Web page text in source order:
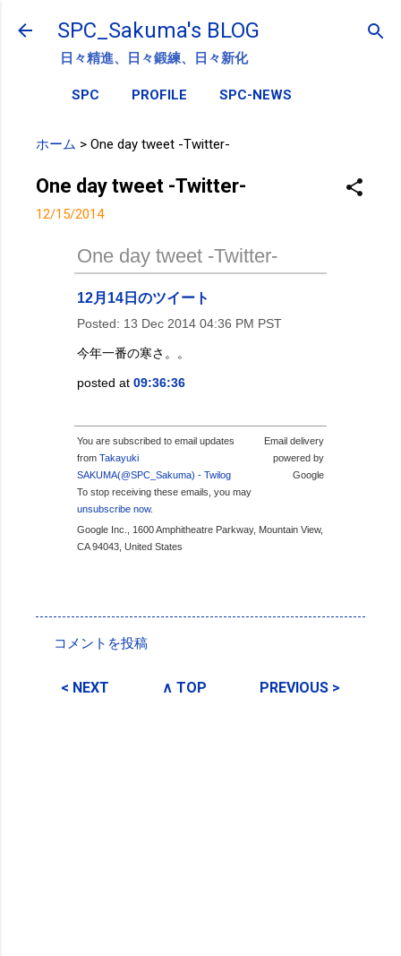
スキップしてメイン コンテンツに移動
SPC_Sakuma's BLOG
日々精進、日々鍛練、日々新化
SPC PROFILE SPC-NEWS
ホーム > One day tweet -Twitter-
One day tweet -Twitter-
12/15/2014
One day tweet -Twitter-
12月14日のツイート
Posted: 13 Dec 2014 04:36 PM PST
今年一番の寒さ。。
posted at 09:36:36
You are subscribed to email updates
from Takayuki
SAKUMA(@SPC_Sakuma) - Twilog
To stop receiving these emails, you may
unsubscribe now.
Email delivery
powered by
Google
Google Inc., 1600 Amphitheatre Parkway, Mountain View,
CA 94043, United States
メ
コメントを投稿
< NEXT ∧ TOP PREVIOUS >